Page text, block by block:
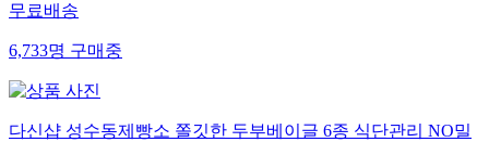
무료배송
6,733명 구매중
다신샵 성수동제빵소 쫄깃한 두부베이글 6종 식단관리 NO밀